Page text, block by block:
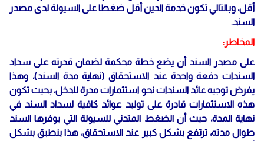
أقل، وبالتالي تكون خدمة الدين أقل ضغطا على السيولة لدى مصدر
السند.
المخاطر:
على مصدر السند أن يضع خطة محكمة لضمان قدرته على سداد
السندات دفعة واحدة عند الاستحقاق (نهاية مدة السند)، وهذا
يفرض توجيه عائد السندات نحو استثمارات مدرة للدخل، بحيث تكون
هذه الاستثمارات قادرة على توليد عوائد كافية لسداد السند في
نهاية المدة، حيث أن الضغط المتدني للسيولة التي يوفرها السند
طوال مدته، ترتفع بشكل كبير عند الاستحقاق، هذا ينطبق بشكل